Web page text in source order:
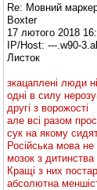
Re: Мовний
Boxter
17 лютого 2018
IP/Host: ---.w90-
Листок
зкацаплені люди
одні в силу
другі з ворожості
але всі разом
сук на якому
Російська мова
мозок з дитинства
Кращі з них
абсолютна